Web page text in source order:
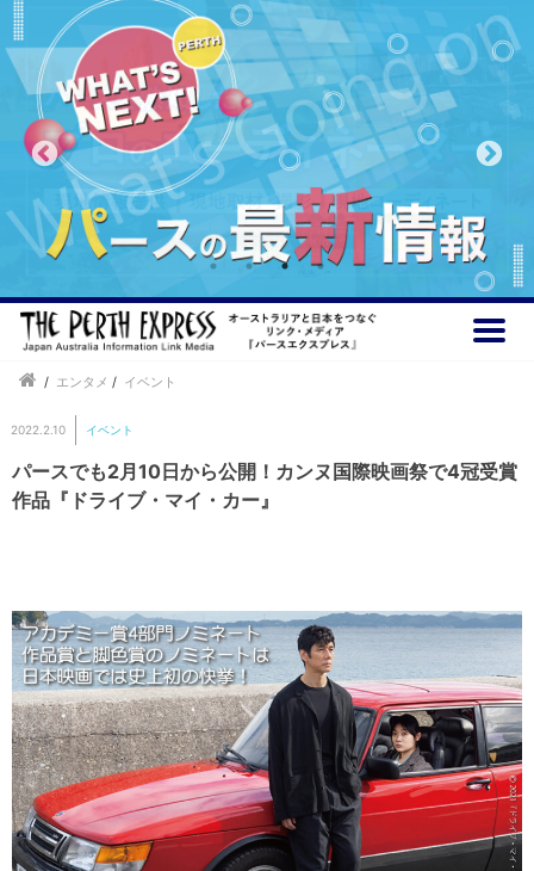
/ エンタメ / イベント
2022.2.10 イベント
パースでも2月10日から公開！カンヌ国際映画祭で4冠受賞
作品『ドライブ・マイ・カー』